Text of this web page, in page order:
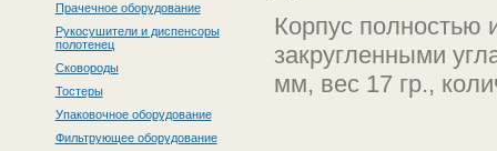
Прачечное оборудование
Рукосушители и диспенсоры
полотенец
Сковороды
Тостеры
Упаковочное оборудование
Фильтрующее оборудование
Корпус полностью
закругленными
мм, вес 17 гр.,